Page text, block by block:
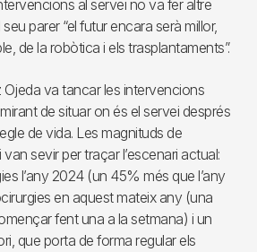
al servei no va fer altre
parer “el futur encara serà millor,
de la robòtica i els trasplantaments”.
Ojeda va tancar les intervencions
de situar on és el servei després
de vida. Les magnituds de
van sevir per traçar l’escenari actual:
l’any 2024 (un 45% més que l’any
en aquest mateix any (una
fent una a la setmana) i un
que porta de forma regular els